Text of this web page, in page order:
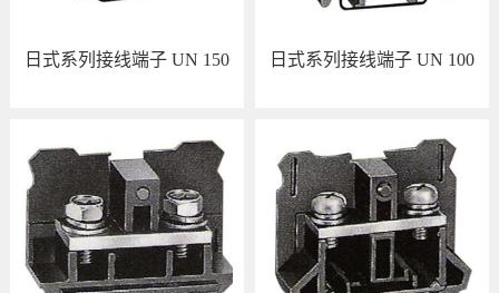
日式系列接线端子 UN 150 日式系列接线端子 UN 100